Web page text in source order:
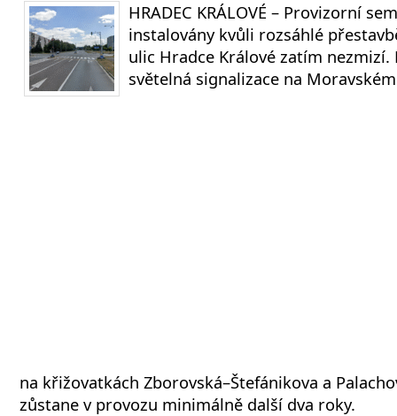
HRADEC KRÁLOVÉ – Provizorní
instalovány kvůli rozsáhlé
ulic Hradce Králové zatím
světelná signalizace na
na křižovatkách Zborovská–Štefánikova a
zůstane v provozu minimálně další dva roky.